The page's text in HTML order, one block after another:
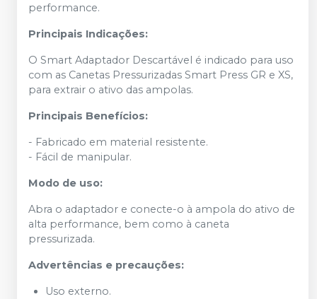
performance.
Principais Indicações:
O Smart Adaptador Descartável é indicado para uso
com as Canetas Pressurizadas Smart Press GR e XS,
para extrair o ativo das ampolas.
Principais Benefícios:
- Fabricado em material resistente.
- Fácil de manipular.
Modo de uso:
Abra o adaptador e conecte-o à ampola do ativo de
alta performance, bem como à caneta
pressurizada.
Advertências e precauções:
Uso externo.